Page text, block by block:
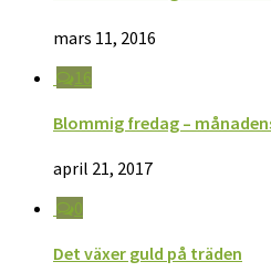
mars 11, 2016
16
Blommig fredag –
april 21, 2017
0
Det växer guld på träden